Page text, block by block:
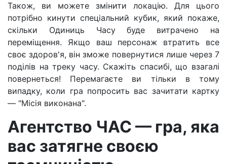
Також, ви можете змінити локацію. Для цього
потрібно кинути спеціальний кубик, який покаже,
скільки Одиниць Часу буде витрачено на
переміщення. Якщо ваш персонаж втратить все
своє здоров'я, він зможе повернутися лише через 7
поділів на треку часу. Скажіть спасибі, що взагалі
повернеться! Перемагаєте ви тільки в тому
випадку, коли гра попросить вас зачитати картку
— "Місія виконана".
Агентство ЧАС — гра, яка
вас затягне своєю